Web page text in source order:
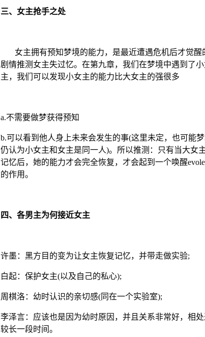
三、女主抢手之处
女主拥有预知梦境的能力，是最近遭遇危机后才觉醒
剧情推测女主失过忆。在第九章，我们在梦境中遇到了
主，我们可以发现小女主的能力比大女主的强很多
a.不需要做梦获得预知
b.可以看到他人身上未来会发生的事(这里未定，也可能
仍认为小女主和女主是同一人)。所以推测：只有当大女
记忆后，她的能力才会完全恢复，才会起到一个唤醒
的作用。
四、各男主为何接近女主
许墨：黑方目的变为让女主恢复记忆，并带走做实验;
白起：保护女主(以及自己的私心);
周棋洛：幼时认识的亲切感(同在一个实验室);
李泽言：应该也是因为幼时原因，并且关系非常好，相
较长一段时间。